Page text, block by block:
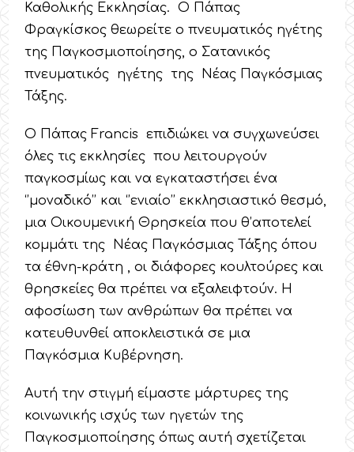
Καθολικής Εκκλησίας. Ο Πάπας
Φραγκίσκος θεωρείτε ο πνευματικός ηγέτης
της Παγκοσμιοποίησης, ο Σατανικός
πνευματικός ηγέτης της Νέας Παγκόσμιας
Τάξης.
Ο Πάπας Francis επιδιώκει να συγχωνεύσει
όλες τις εκκλησίες που λειτουργούν
παγκοσμίως και να εγκαταστήσει ένα
‘’μοναδικό’’ και ‘’ενιαίο’’ εκκλησιαστικό θεσμό,
μια Οικουμενική Θρησκεία που θ’αποτελεί
κομμάτι της Νέας Παγκόσμιας Τάξης όπου
τα έθνη-κράτη , οι διάφορες κουλτούρες και
θρησκείες θα πρέπει να εξαλειφτούν. Η
αφοσίωση των ανθρώπων θα πρέπει να
κατευθυνθεί αποκλειστικά σε μια
Παγκόσμια Κυβέρνηση.
Αυτή την στιγμή είμαστε μάρτυρες της
κοινωνικής ισχύς των ηγετών της
Παγκοσμιοποίησης όπως αυτή σχετίζεται